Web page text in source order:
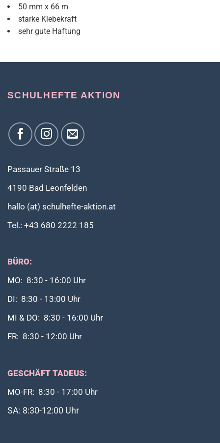
50 mm x 66 m
starke Klebekraft
sehr gute Haftung
SCHULHEFTE AKTION
Passauer Straße 13
4190 Bad Leonfelden
hallo (at) schulhefte-aktion.at
Tel.: +43 680 2222 185
BÜRO:
MO: 8:30 - 16:00 Uhr
DI: 8:30 - 13:00 Uhr
MI & DO: 8:30 - 16:00 Uhr
FR: 8:30 - 12:00 Uhr
GESCHÄFT TADEUS:
MO-FR: 8:30 - 17:00 Uhr
SA: 8:30-12:00 Uhr